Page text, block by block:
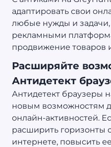
адаптировать свои
любые нужды и задачи,
рекламными
продвижение товаров
Расширяйте
Антидетект
Антидетект браузеры
новым возможностям
онлайн-активностей.
расширить горизонты
интернете, повысить